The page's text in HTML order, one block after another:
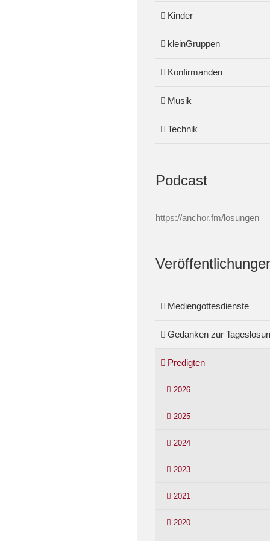
Kinder
kleinGruppen
Konfirmanden
Musik
Technik
Podcast
https://anchor.fm/losungen
Mediengottesdienste
Gedanken zur
Predigten
2026
2025
2024
2023
2021
2020